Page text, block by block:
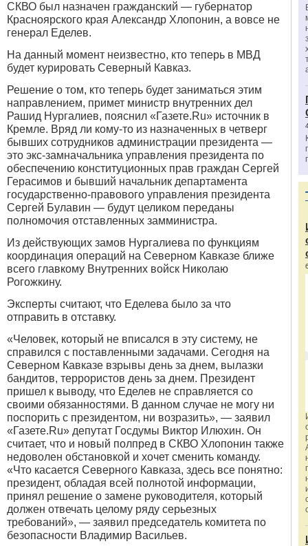
СКВО был назначен гражданский — губернатор
Красноярского края Александр Хлопонин, а вовсе не
генерал Еделев.
На данный момент неизвестно, кто теперь в МВД
будет курировать Северный Кавказ.
Решение о том, кто теперь будет заниматься этим
направлением, примет министр внутренних дел
Рашид Нургалиев, пояснил «Газете.Ru» источник в
Кремле. Вряд ли кому-то из назначенных в четверг
бывших сотрудников администрации президента —
это экс-замначальника управления президента по
обеспечению конституционных прав граждан Сергей
Герасимов и бывший начальник департамента
государственно-правового управления президента
Сергей Булавин — будут целиком переданы
полномочия отставленных замминистра.
Из действующих замов Нургалиева по функциям
координация операций на Северном Кавказе ближе
всего главкому Внутренних войск Николаю
Рогожкину.
Эксперты считают, что Еделева было за что
отправить в отставку.
«Человек, который не вписался в эту систему, не
справился с поставленными задачами. Сегодня на
Северном Кавказе взрывы день за днем, вылазки
бандитов, террористов день за днем. Президент
пришел к выводу, что Еделев не справляется со
своими обязанностями. В данном случае не могу ни
поспорить с президентом, ни возразить», — заявил
«Газете.Ru» депутат Госдумы Виктор Илюхин. Он
считает, что и новый полпред в СКВО Хлопонин также
недоволен обстановкой и хочет сменить команду.
«Что касается Северного Кавказа, здесь все понятно:
президент, обладая всей полнотой информации,
принял решение о замене руководителя, который
должен отвечать целому ряду серьезных
требований», — заявил председатель комитета по
безопасности Владимир Васильев.